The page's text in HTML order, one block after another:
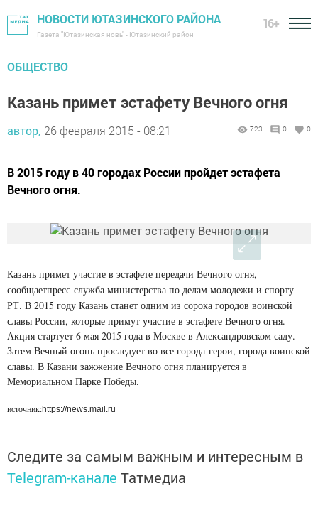
НОВОСТИ ЮТАЗИНСКОГО РАЙОНА
Газета "Ютазинская новь" - Ютазинский район
16+
ОБЩЕСТВО
Казань примет эстафету Вечного огня
автор, 26 февраля 2015 - 08:21 723 0 0
В 2015 году в 40 городах России пройдет эстафета
Вечного огня.
Казань примет участие в эстафете передачи Вечного огня,
сообщаетпресс-служба министерства по делам молодежи и спорту
РТ. В 2015 году Казань станет одним из сорока городов воинской
славы России, которые примут участие в эстафете Вечного огня.
Акция стартует 6 мая 2015 года в Москве в Александровском саду.
Затем Вечный огонь проследует во все города-герои, города воинской
славы. В Казани зажжение Вечного огня планируется в
Мемориальном Парке Победы.
источник:https://news.mail.ru
Следите за самым важным и интересным в
Telegram-канале Татмедиа